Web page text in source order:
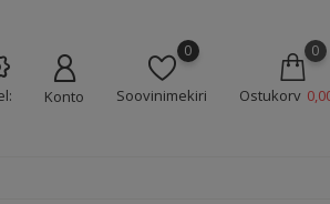
Konto
0
Soovinimekiri
0
Ostukorv